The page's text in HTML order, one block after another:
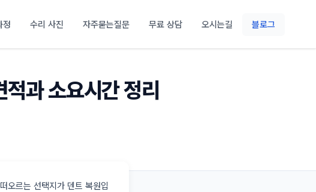
정 수리 사진 자주묻는질문 무료 상담 오시는길 블로그
과 소요시간 정리
오르는 선택지가 덴트 복원입